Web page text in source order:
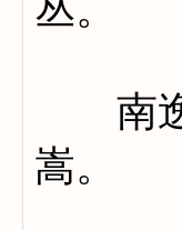
丛。
南逸
嵩。